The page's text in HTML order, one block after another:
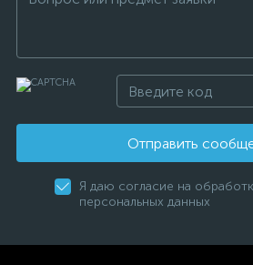
Отправить
Я даю согласие на
персональных данных